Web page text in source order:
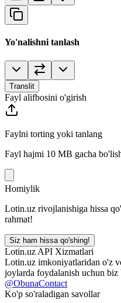
Yo'nalishni tanlash
Translit
Fayl alifbosini o'girish
Faylni torting yoki tanlang
Fayl hajmi 10 MB gacha
Homiylik
Lotin.uz rivojlanishiga hissa
rahmat!
Siz ham hissa qo'shing!
Lotin.uz API Xizmatlari
Lotin.uz imkoniyatlaridan o'z
joylarda foydalanish uchun biz
@ObunaContact
Ko'p so'raladigan savollar